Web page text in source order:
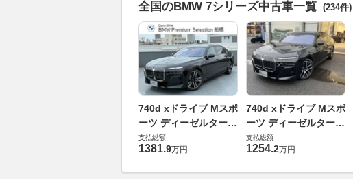
全国のBMW 7シリーズ中古車一覧 (234件)
740d xドライブ Mスポ
ーツ ディーゼルターボ
4WD
支払総額
1381.9万円
740d xドライブ Mスポ
ーツ ディーゼルターボ
4WD
支払総額
1254.2万円